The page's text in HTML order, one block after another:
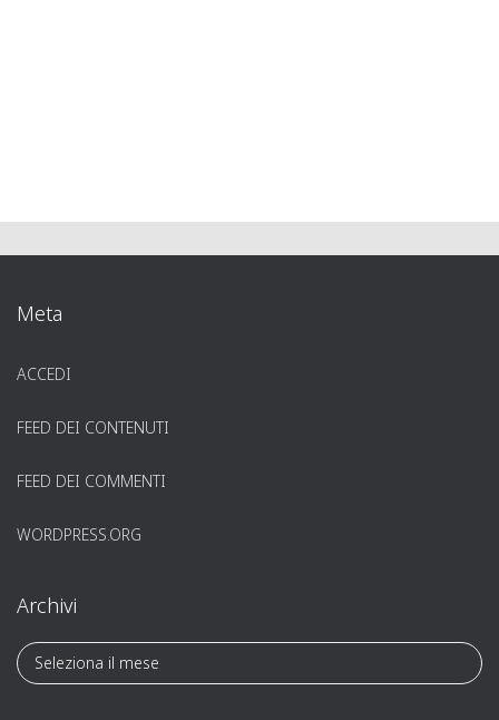
Meta
ACCEDI
FEED DEI CONTENUTI
FEED DEI COMMENTI
WORDPRESS.ORG
Archivi
A
r